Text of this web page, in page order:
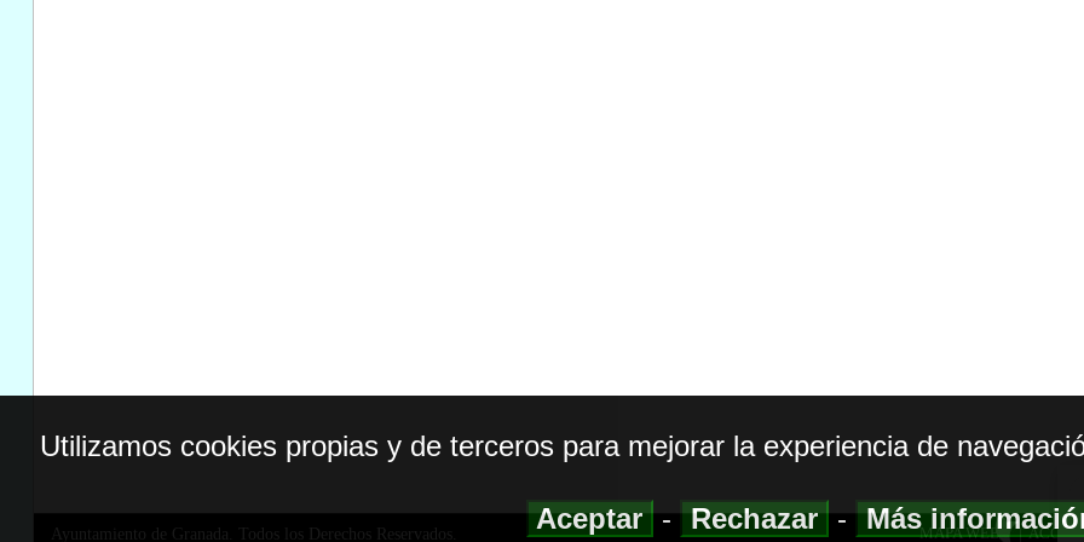
Ayuntamiento de Granada. Todos los Derechos Reservados. MAPA WEB|
Utilizamos cookies propias y de terceros para mejorar la experiencia de
Aceptar-Rechazar-Más